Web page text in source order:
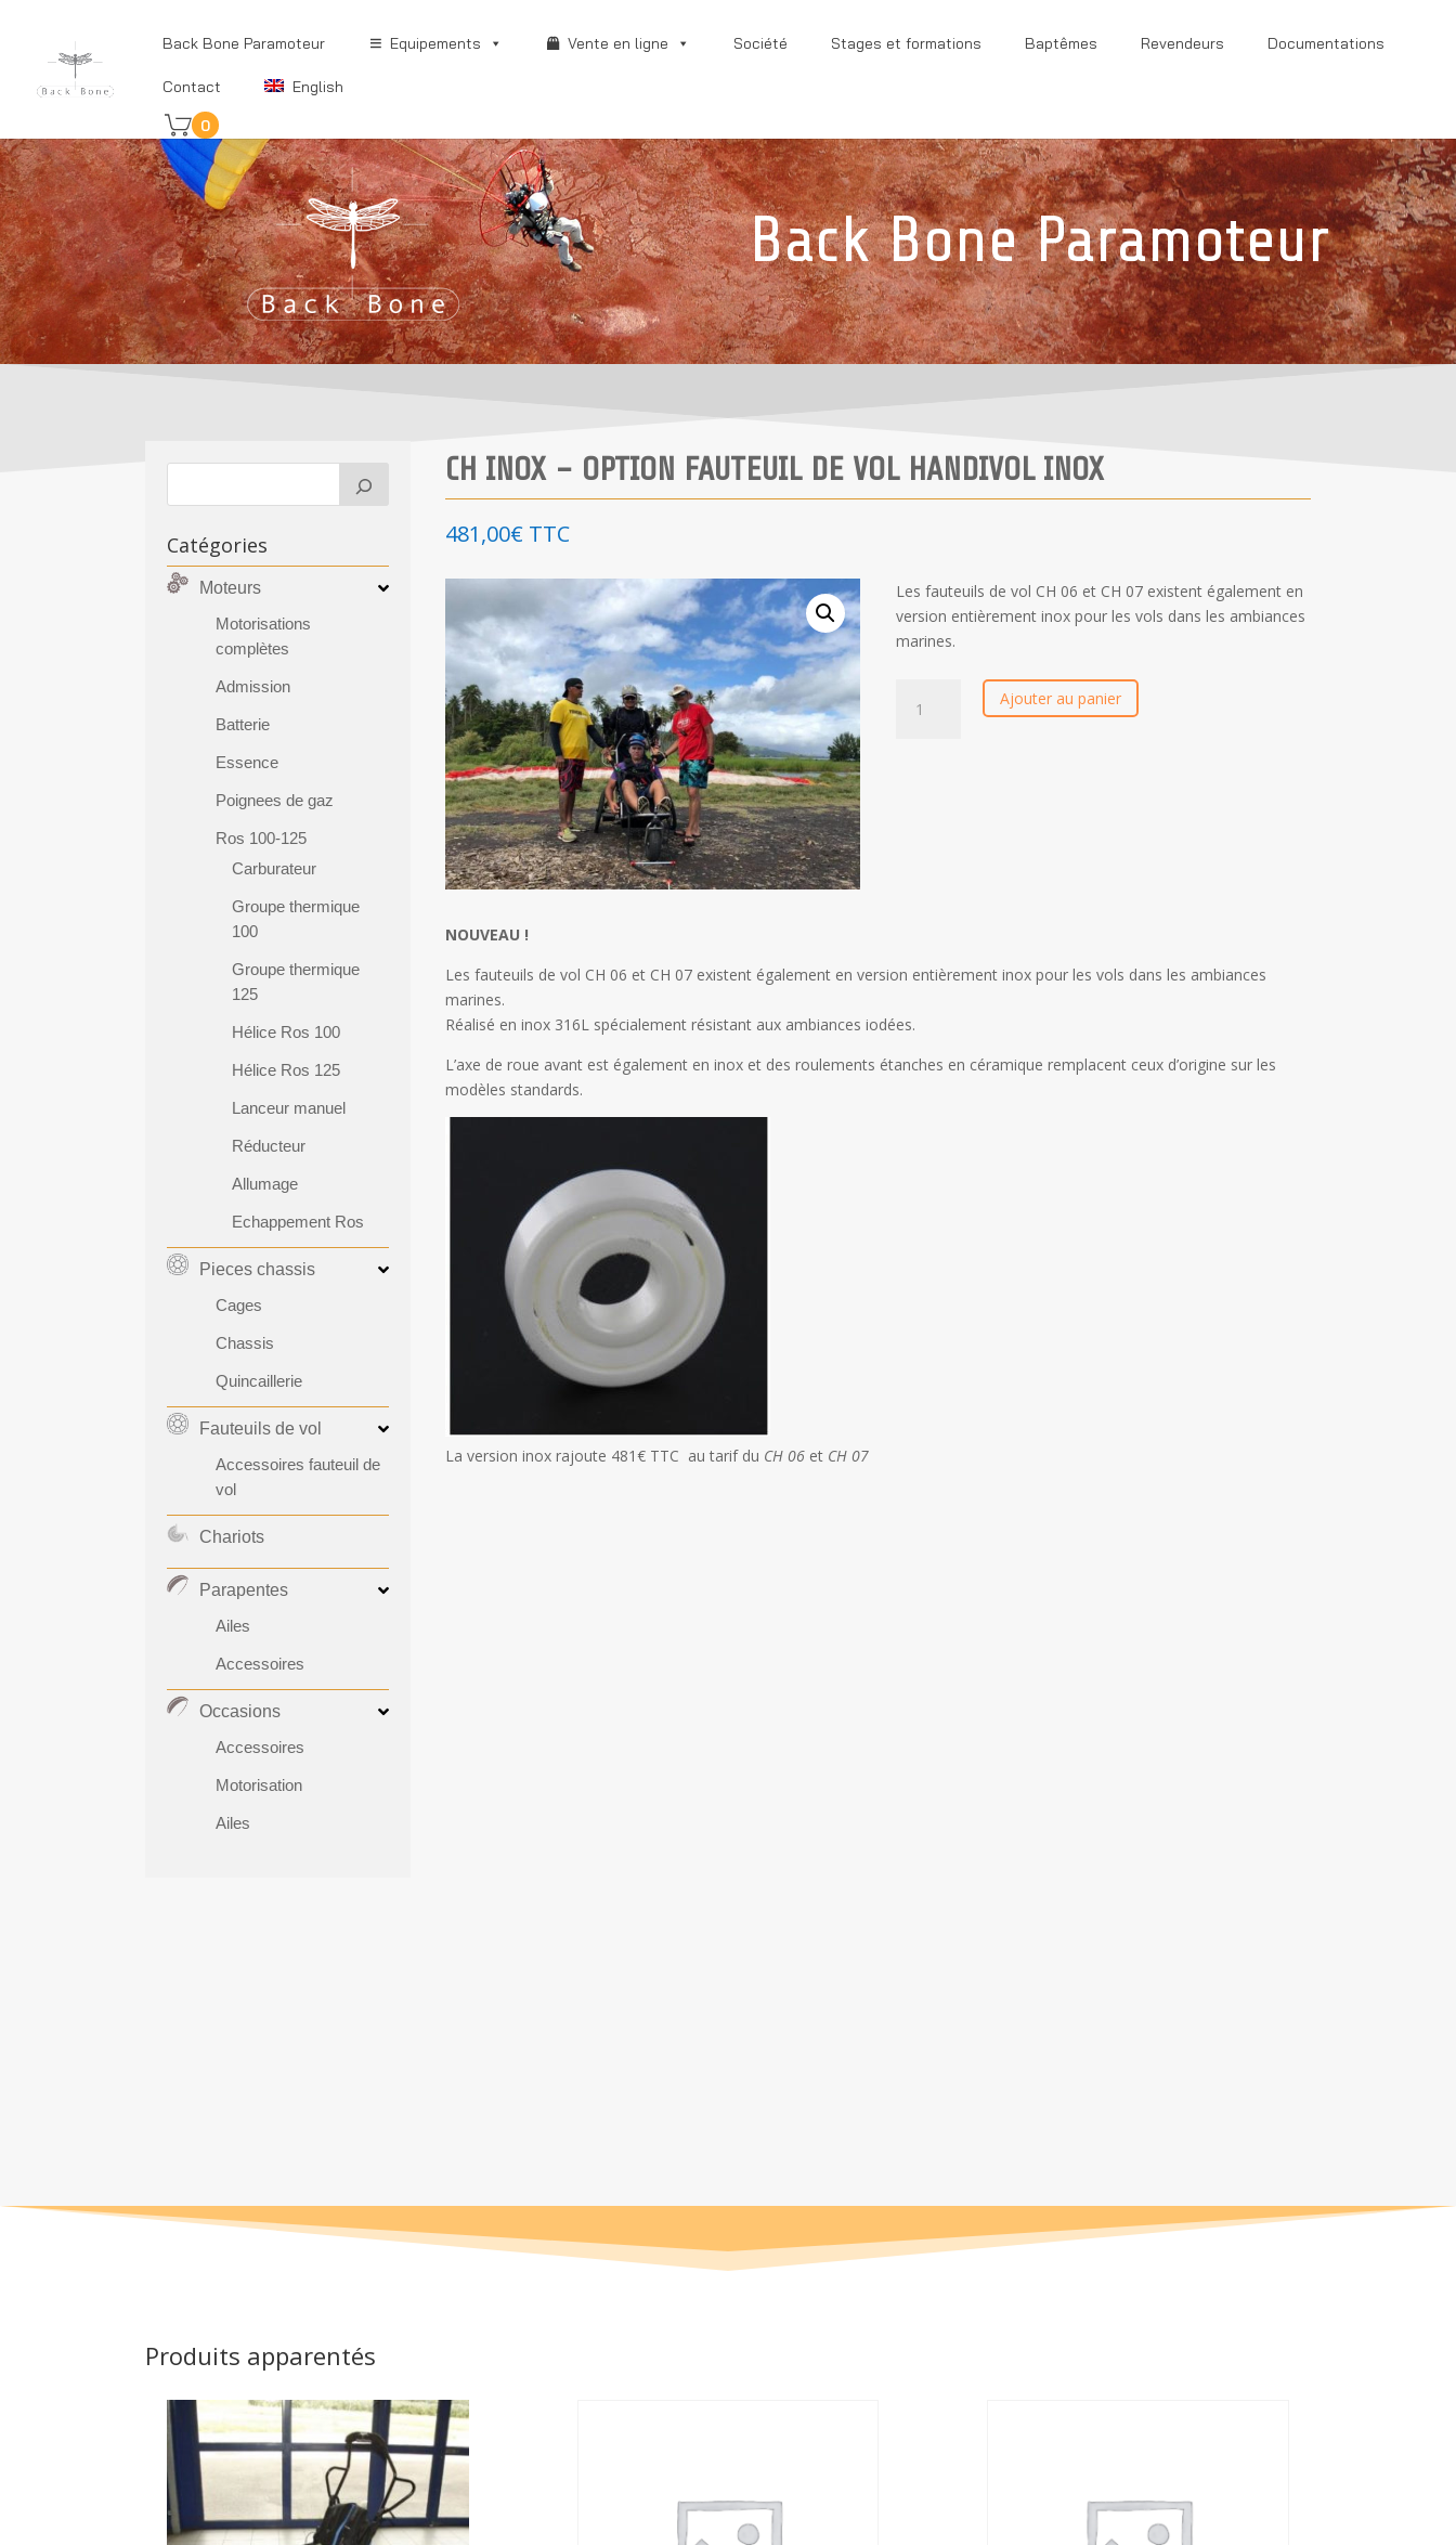
Back Bone Paramoteur Equipements Vente en ligne Société Stages et formations Baptêmes Revendeurs Documentations
Contact
English
0
Back Bone Paramoteur
Catégories
Moteurs
Motorisations
complètes
Admission
Batterie
Essence
Poignees de gaz
Ros 100-125
Carburateur
Groupe thermique
100
Groupe thermique
125
Hélice Ros 100
Hélice Ros 125
Lanceur manuel
Réducteur
Allumage
Echappement Ros
Pieces chassis
Cages
Chassis
Quincaillerie
Fauteuils de vol
Accessoires fauteuil de
vol
Chariots
Parapentes
Ailes
Accessoires
Occasions
Accessoires
Motorisation
Ailes
CH INOX – OPTION FAUTEUIL DE VOL HANDIVOL INOX
481,00€ TTC
Les fauteuils de vol CH 06 et CH 07 existent également en
version entièrement inox pour les vols dans les ambiances
marines.
Ajouter au panier
NOUVEAU !
Les fauteuils de vol CH 06 et CH 07 existent également en version entièrement inox pour les vols dans les ambiances
marines.
Réalisé en inox 316L spécialement résistant aux ambiances iodées.
L’axe de roue avant est également en inox et des roulements étanches en céramique remplacent ceux d’origine sur les
modèles standards.
La version inox rajoute 481€ TTC au tarif du CH 06 et CH 07
Produits apparentés